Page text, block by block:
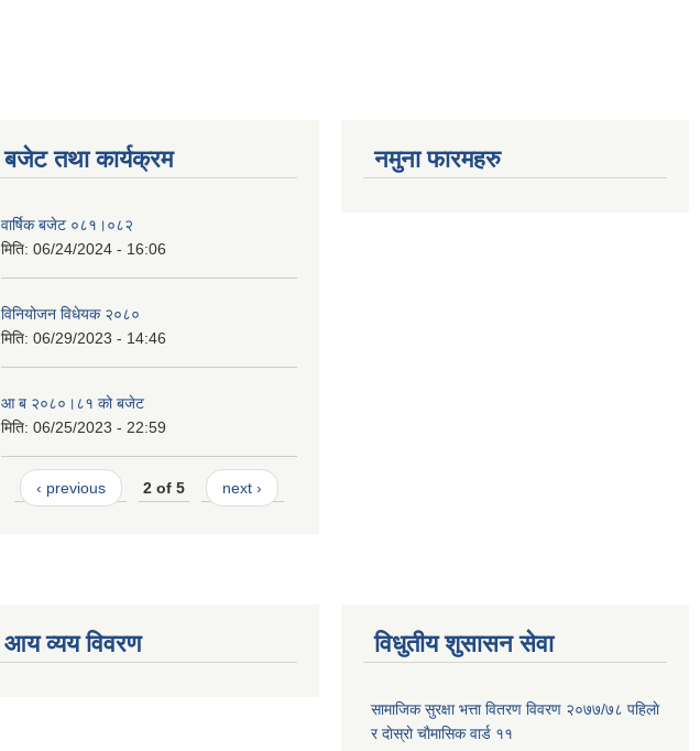
बजेट तथा कार्यक्रम
वार्षिक बजेट ०८१।०८२
मिति: 06/24/2024 - 16:06
विनियोजन विधेयक २०८०
मिति: 06/29/2023 - 14:46
आ ब २०८०।८१ को बजेट
मिति: 06/25/2023 - 22:59
‹ previous 2 of 5 next ›
नमुना फारमहरु
आय व्यय विवरण विधुतीय शुसासन सेवा
सामाजिक सुरक्षा भत्ता वितरण विवरण २०७७/७८ पहिलाे
र दाेस्राे चाैमासिक वार्ड ११